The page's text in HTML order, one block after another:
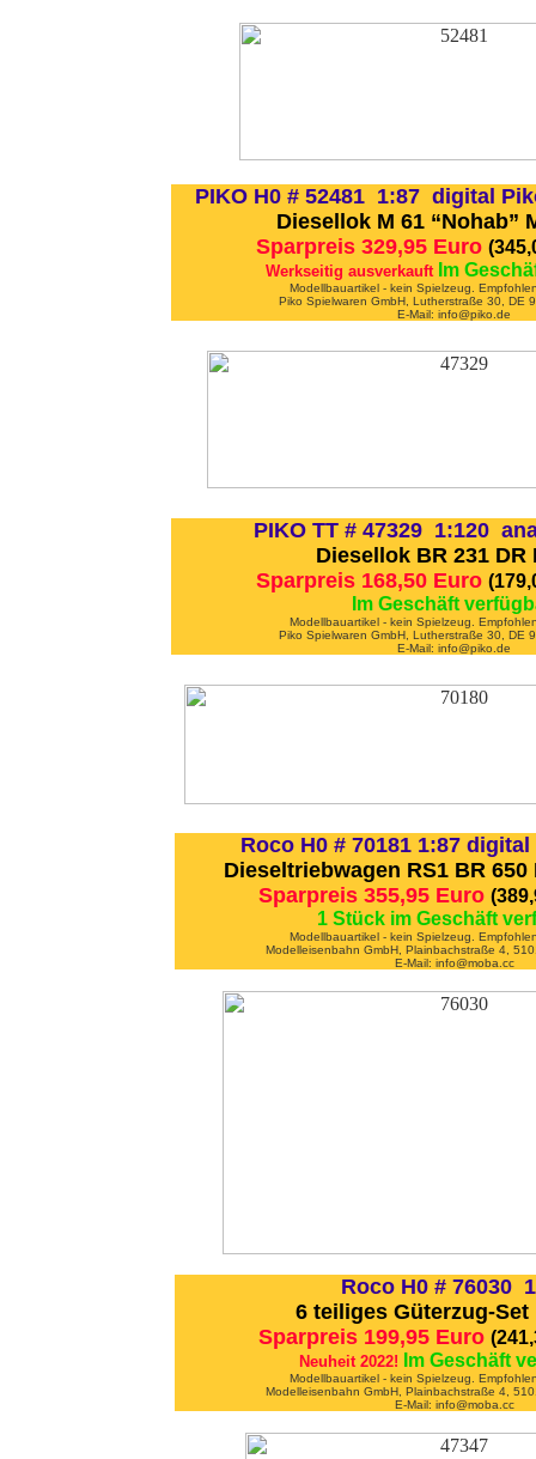
PIKO H0 # 52481 1:87 digital
Diesellok M 61 “Nohab”
Sparpreis 329,95 Euro
Werkseitig ausverkauft Im
Modellbauartikel - kein Spielzeug.
Piko Spielwaren GmbH, Lutherstraße 30, DE
E-Mail: info@piko.de
PIKO TT # 47329 1:120
Diesellok BR 231 DR
Sparpreis 168,50 Euro
Im Geschäft
Modellbauartikel - kein Spielzeug.
Piko Spielwaren GmbH, Lutherstraße 30, DE
E-Mail: info@piko.de
Roco H0 # 70181 1:87
Dieseltriebwagen RS1 BR 650
Sparpreis 355,95 Euro
1 Stück im Geschäft
Modellbauartikel - kein Spielzeug.
Modelleisenbahn GmbH, Plainbachstraße 4,
E-Mail: info@moba.cc
Roco H0 # 76030
6 teiliges Güterzug-Set
Sparpreis 199,95 Euro
Neuheit 2022! Im Geschäft
Modellbauartikel - kein Spielzeug.
Modelleisenbahn GmbH, Plainbachstraße 4,
E-Mail: info@moba.cc